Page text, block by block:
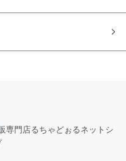
専門店るちゃどぉるネットシ